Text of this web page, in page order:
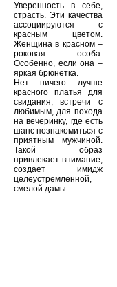
Уверенность в себе,
страсть. Эти качества
ассоциируются с
красным цветом.
Женщина в красном –
роковая особа.
Особенно, если она –
яркая брюнетка.
Нет ничего лучше
красного платья для
свидания, встречи с
любимым, для похода
на вечеринку, где есть
шанс познакомиться с
приятным мужчиной.
Такой образ
привлекает внимание,
создает имидж
целеустремленной,
смелой дамы.